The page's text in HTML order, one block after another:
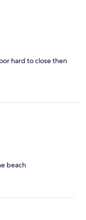
hard to close then
beach